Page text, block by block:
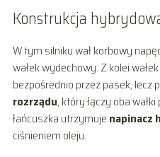
Konstrukcja
W tym silniku wał korbowy
wałek wydechowy. Z kolei
bezpośrednio przez pasek, lecz
rozrządu, który łączy oba
łańcuszka utrzymuje napinacz
ciśnieniem oleju.